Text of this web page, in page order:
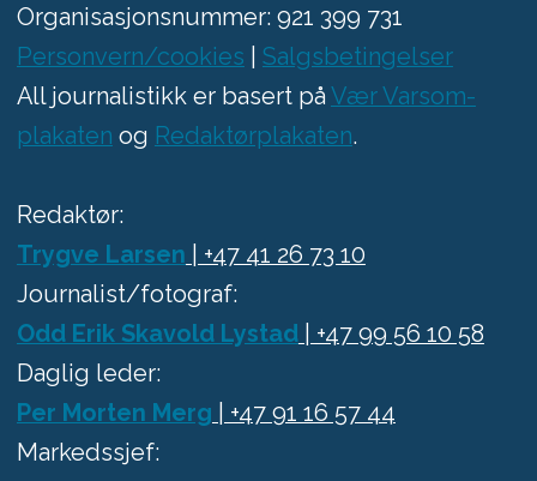
Organisasjonsnummer: 921 399 731
Personvern/cookies
Salgsbetingelser
All journalistikk er basert på Vær Varsom-
plakaten og Redaktørplakaten.
Redaktør:
Trygve Larsen | +47 41 26 73 10
Journalist/fotograf:
Odd Erik Skavold Lystad| +47 99 56 10 58
Daglig leder:
Per Morten Merg | +47 91 16 57 44
Markedssjef: